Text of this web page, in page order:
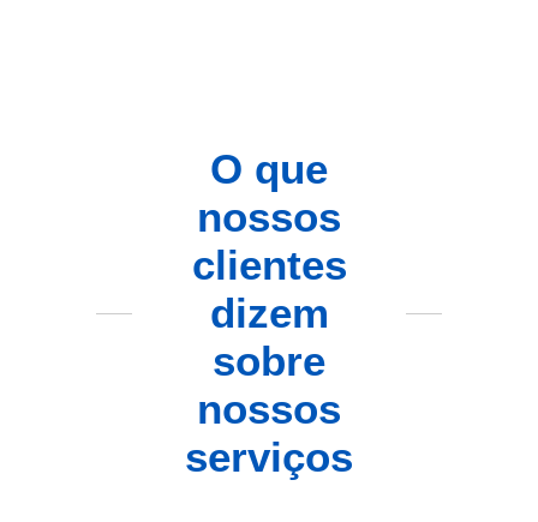
O que
nossos
clientes
dizem
sobre
nossos
serviços